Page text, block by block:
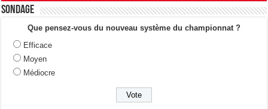
Sondage
Que pensez-vous du nouveau système du championnat ?
Efficace
Moyen
Médiocre